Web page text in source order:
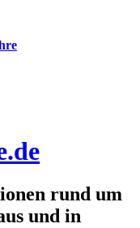
rund um
und in